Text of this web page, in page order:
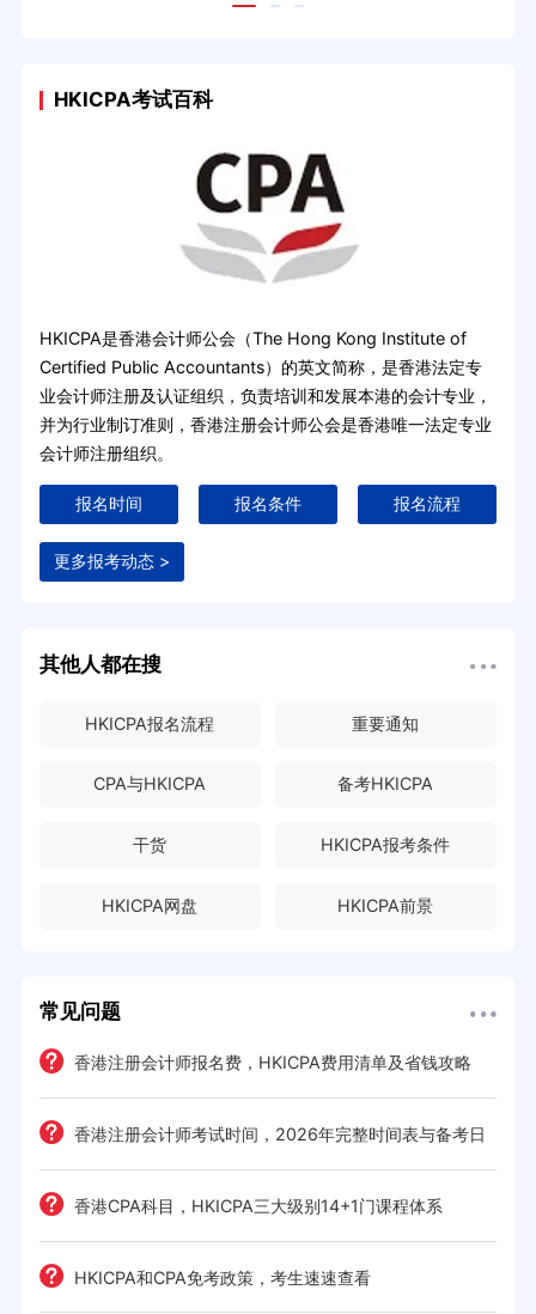
HKICPA考试百科
HKICPA是香港会计师公会（The Hong Kong Institute of
Certified Public Accountants）的英文简称，是香港法定专
业会计师注册及认证组织，负责培训和发展本港的会计专业，
并为行业制订准则，香港注册会计师公会是香港唯一法定专业
会计师注册组织。
报名时间 报名条件 报名流程
更多报考动态 >
其他人都在搜
HKICPA报名流程 重要通知
CPA与HKICPA 备考HKICPA
干货 HKICPA报考条件
HKICPA网盘 HKICPA前景
常见问题
香港注册会计师报名费，HKICPA费用清单及省钱攻略
香港注册会计师考试时间，2026年完整时间表与备考日
历 香港CPA科目，HKICPA三大级别14+1门课程体系
HKICPA和CPA免考政策，考生速速查看